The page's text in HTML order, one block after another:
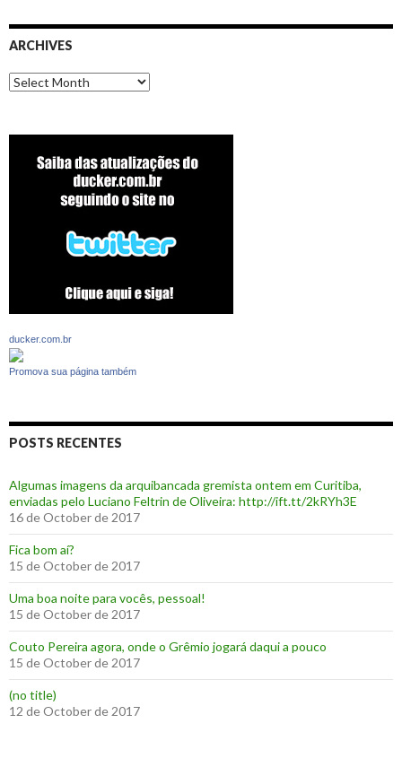
ARCHIVES
Archives
ducker.com.br
Promova sua página também
POSTS RECENTES
Algumas imagens da arquibancada gremista ontem em Curitiba,
enviadas pelo Luciano Feltrin de Oliveira: http://ift.tt/2kRYh3E
16 de October de 2017
‪Fica bom aí?‬
15 de October de 2017
Uma boa noite para vocês, pessoal!
15 de October de 2017
‪Couto Pereira agora, onde o Grêmio jogará daqui a pouco ‬
15 de October de 2017
(no title)
12 de October de 2017